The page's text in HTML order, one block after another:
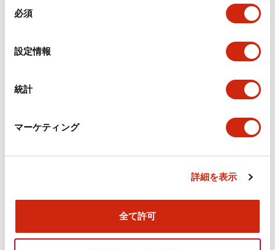
必須
設定情報
統計
マーケティング
詳細を表示
全て許可
環境仕様
規格・認証 技術文書